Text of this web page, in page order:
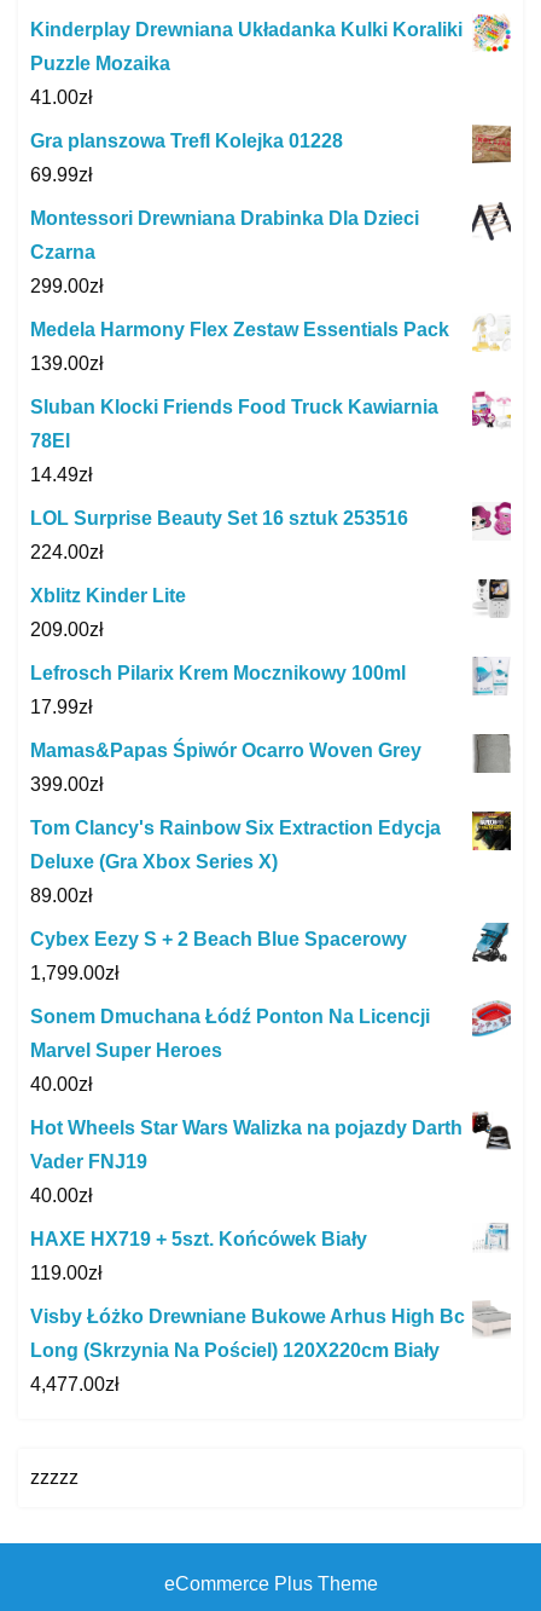
Kinderplay Drewniana Układanka Kulki Koraliki
Puzzle Mozaika
41.00zł
Gra planszowa Trefl Kolejka 01228
69.99zł
Montessori Drewniana Drabinka Dla Dzieci
Czarna
299.00zł
Medela Harmony Flex Zestaw Essentials Pack
139.00zł
Sluban Klocki Friends Food Truck Kawiarnia
78El
14.49zł
LOL Surprise Beauty Set 16 sztuk 253516
224.00zł
Xblitz Kinder Lite
209.00zł
Lefrosch Pilarix Krem Mocznikowy 100ml
17.99zł
Mamas&Papas Śpiwór Ocarro Woven Grey
399.00zł
Tom Clancy's Rainbow Six Extraction Edycja
Deluxe (Gra Xbox Series X)
89.00zł
Cybex Eezy S + 2 Beach Blue Spacerowy
1,799.00zł
Sonem Dmuchana Łódź Ponton Na Licencji
Marvel Super Heroes
40.00zł
Hot Wheels Star Wars Walizka na pojazdy Darth
Vader FNJ19
40.00zł
HAXE HX719 + 5szt. Końcówek Biały
119.00zł
Visby Łóżko Drewniane Bukowe Arhus High Bc
Long (Skrzynia Na Pościel) 120X220cm Biały
4,477.00zł
zzzzz
eCommerce Plus Theme